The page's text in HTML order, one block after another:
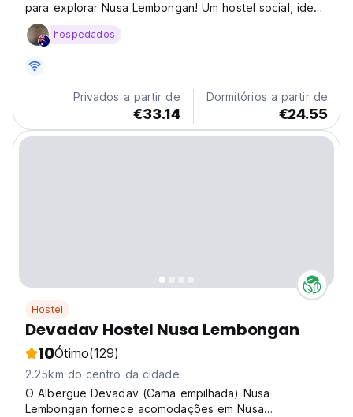
para explorar Nusa Lembongan! Um hostel social, ideal
para viajantes individuais prontos para descobrir praias
intocadas. (Auto-translated from original language)
hospedados
Privados a partir de
€33.14
Dormitórios a partir de
€24.55
Hostel
Devadav Hostel Nusa Lembongan
10Ótimo(129)
2.25km do centro da cidade
O Albergue Devadav (Cama empilhada) Nusa
Lembongan fornece acomodações em Nusa